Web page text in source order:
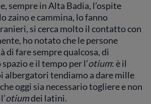
sempre in Alta Badia, l’ospite
zaino e cammina, lo fanno
si cerca molto il contatto con
ho notato che le persone
di fare sempre qualcosa, di
e il tempo per l’otium: è il
albergatori tendiamo a dare mille
oggi sia necessario togliere e non
otiumdei latini.